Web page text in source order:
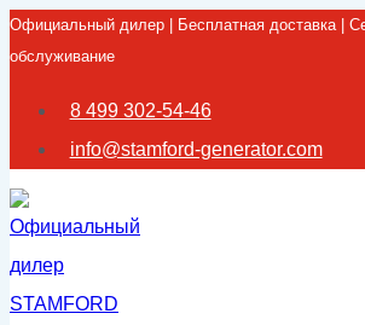
Перейти
к
содержимому
Официальный дилер | Бесплатная доставка |
обслуживание
8 499 302-54-46
info@stamford-generator.com